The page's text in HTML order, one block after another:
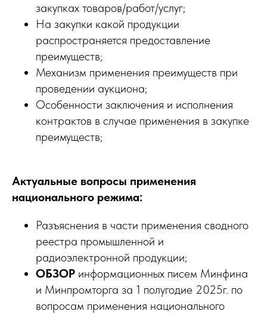
закупках товаров/работ/услуг;
На закупки какой продукции
распространяется предоставление
преимуществ;
Механизм применения преимуществ при
проведении аукциона;
Особенности заключения и исполнения
контрактов в случае применения в закупке
преимуществ;
Актуальные вопросы применения
национального режима:
Разъяснения в части применения сводного
реестра промышленной и
радиоэлектронной продукции;
ОБЗОР информационных писем Минфина
и Минпромторга за 1 полугодие 2025г. по
вопросам применения национального